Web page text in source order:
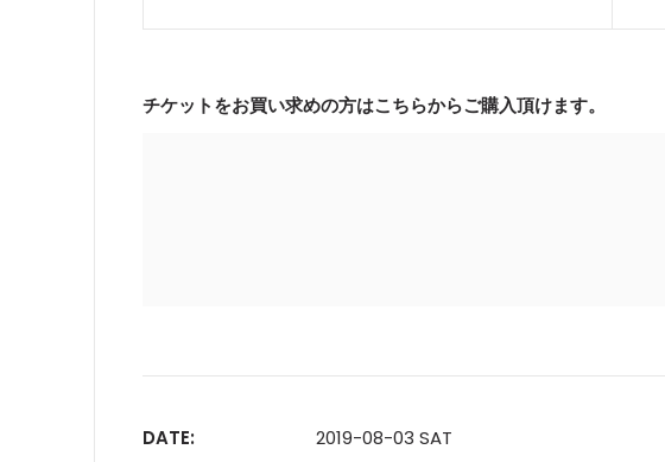
チケットをお買い求めの方はこちらからご購入頂けます。
DATE:
2019-08-03 SAT